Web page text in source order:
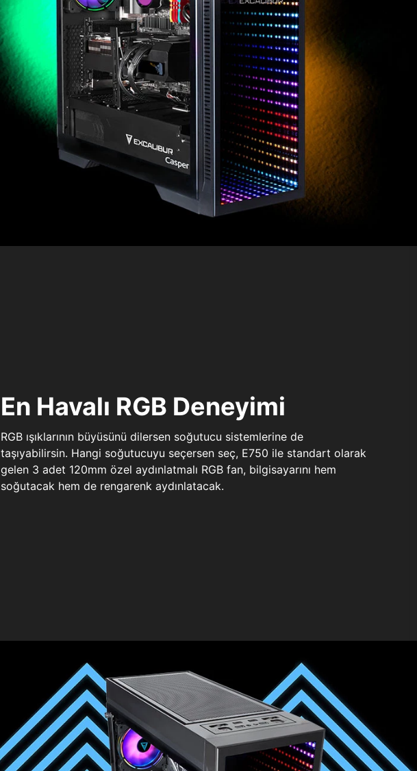
En Havalı RGB Deneyimi
RGB ışıklarının büyüsünü dilersen soğutucu sistemlerine de
taşıyabilirsin. Hangi soğutucuyu seçersen seç, E750 ile standart olarak
gelen 3 adet 120mm özel aydınlatmalı RGB fan, bilgisayarını hem
soğutacak hem de rengarenk aydınlatacak.